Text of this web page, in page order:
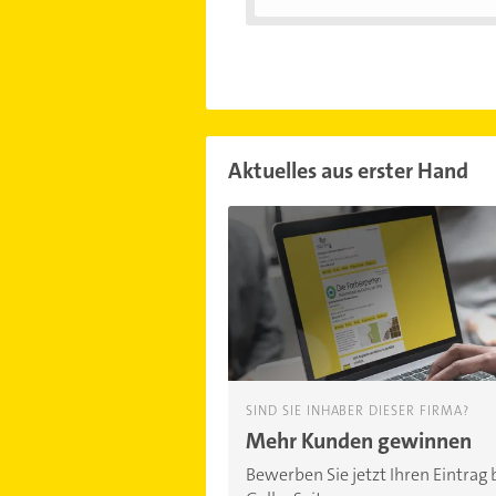
Aktuelles aus erster Hand
SIND SIE INHABER DIESER FIRMA?
Mehr Kunden gewinnen
Bewerben Sie jetzt Ihren Eintrag